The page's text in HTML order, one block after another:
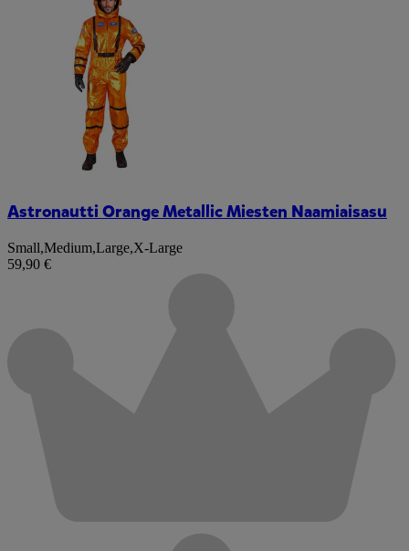
Astronautti Orange Metallic Miesten Naamiaisasu
Small,Medium,Large,X-Large
59,90 €